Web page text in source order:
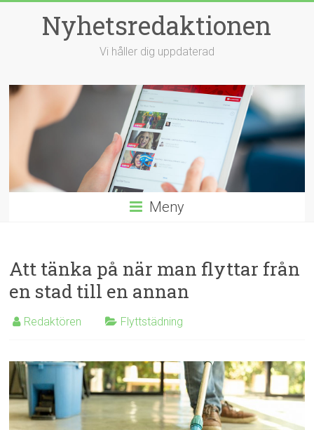
Nyhetsredaktionen
Vi håller dig uppdaterad
Meny
Att tänka på när man flyttar från
en stad till en annan
Redaktören Flyttstädning